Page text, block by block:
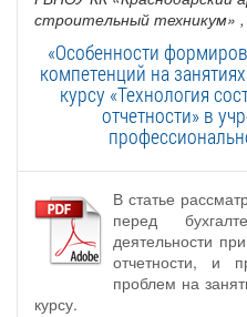
строительный техникум»
«Особенности
компетенций на
курсу «Технология
отчетности» в
В статье
перед
деятельности
отчетности, и
проблем на
курсу.